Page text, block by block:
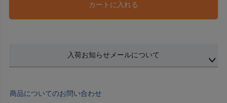
カートに入れる
入荷お知らせメールについて
商品についてのお問い合わせ